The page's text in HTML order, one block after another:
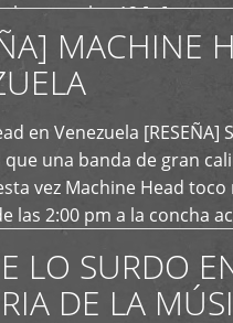
cumplen 12 […]
MACHINE
en Venezuela [RESEÑA]
una banda de gran
vez Machine Head
las 2:00 pm a la concha
LO SURDO
DE LA